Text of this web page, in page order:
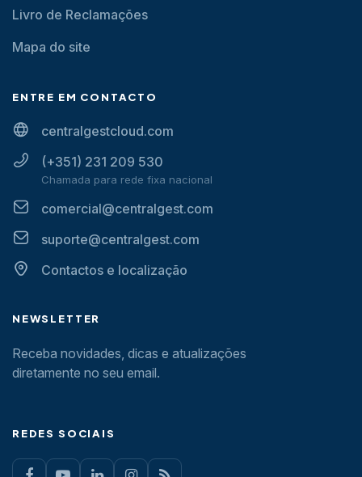
Livro de Reclamações
Mapa do site
ENTRE EM CONTACTO
centralgestcloud.com
(+351) 231 209 530
Chamada para rede fixa nacional
comercial@centralgest.com
suporte@centralgest.com
Contactos e localização
NEWSLETTER
Receba novidades, dicas e atualizações
diretamente no seu email.
REDES SOCIAIS